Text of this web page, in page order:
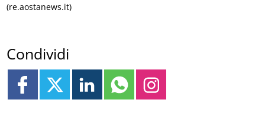
(re.aostanews.it)
Condividi